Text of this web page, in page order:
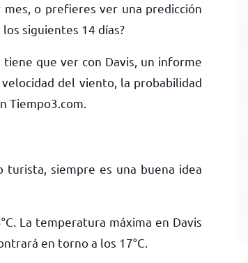
o prefieres ver una predicción
los siguientes 14 días?
que ver con Davis, un informe
del viento, la probabilidad
Tiempo3.com.
turista, siempre es una buena idea
°C . La temperatura máxima en Davis
en torno a los 17°C